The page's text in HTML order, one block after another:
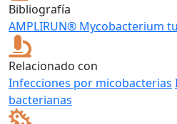
Bibliografía
AMPLIRUN® Mycobacterium
Relacionado con
Infecciones por micobacterias
bacterianas